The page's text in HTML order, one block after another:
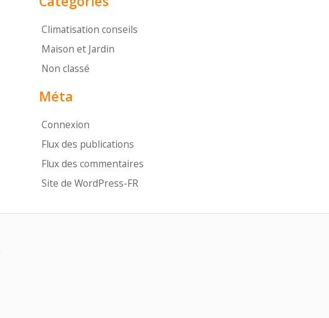
Climatisation conseils
Maison et Jardin
Non classé
Méta
Connexion
Flux des publications
Flux des commentaires
Site de WordPress-FR